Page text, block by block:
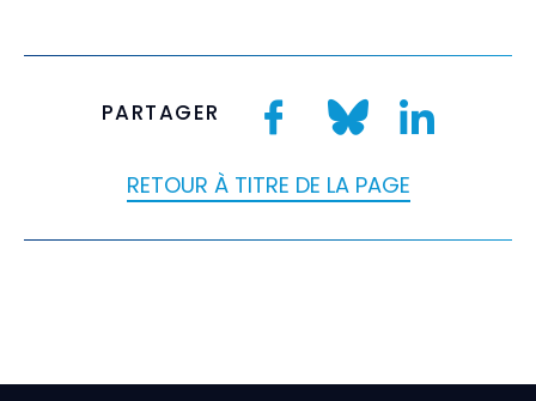
PARTAGER
RETOUR À TITRE DE LA PAGE